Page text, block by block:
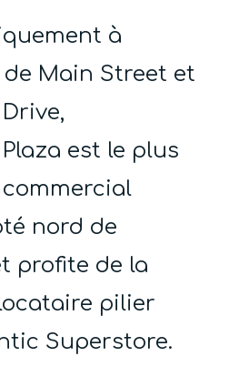
à
Main Street et
est le plus
nord de
profite de la
pilier
Superstore.